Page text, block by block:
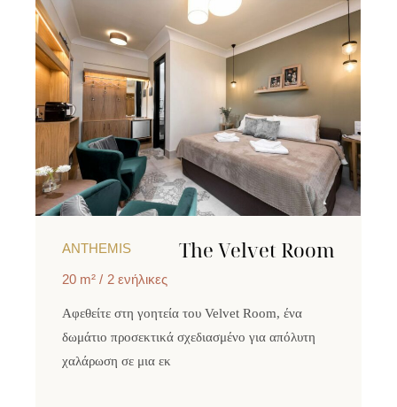
ANTHEMIS The Velvet Room
20 m² 2 ενήλικες
Αφεθείτε στη γοητεία του Velvet Room, ένα
δωμάτιο προσεκτικά σχεδιασμένο για απόλυτη
χαλάρωση σε μια εκ